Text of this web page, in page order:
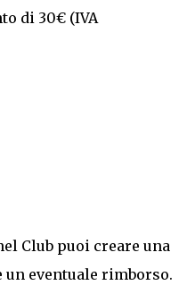
di 30€ (IVA
Club puoi creare una
eventuale rimborso.